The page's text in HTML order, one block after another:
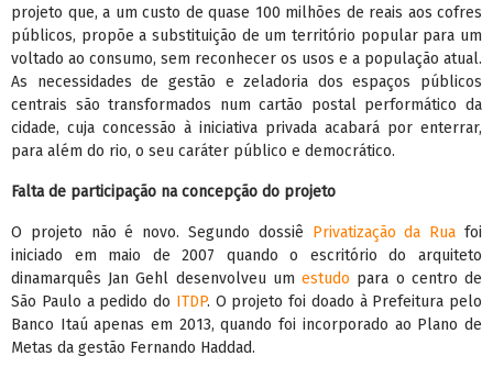
projeto que, a um custo de quase 100 milhões de reais aos cofres
públicos, propõe a substituição de um território popular para um
voltado ao consumo, sem reconhecer os usos e a população atual.
As necessidades de gestão e zeladoria dos espaços públicos
centrais são transformados num cartão postal performático da
cidade, cuja concessão à iniciativa privada acabará por enterrar,
para além do rio, o seu caráter público e democrático.
Falta de participação na concepção do projeto
O projeto não é novo. Segundo dossiê Privatização da Rua foi
iniciado em maio de 2007 quando o escritório do arquiteto
dinamarquês Jan Gehl desenvolveu umestudo para o centro de
São Paulo a pedido do ITDP. O projeto foi doado à Prefeitura pelo
Banco Itaú apenas em 2013, quando foi incorporado ao Plano de
Metas da gestão Fernando Haddad.